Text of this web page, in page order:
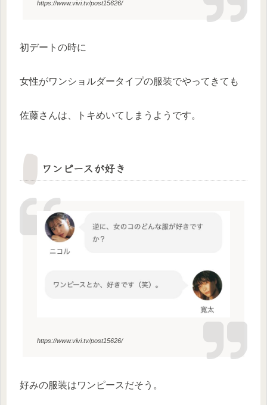
https://www.vivi.tv/post15626/
初デートの時に
女性がワンショルダータイプの服装でやってきても
佐藤さんは、トキめいてしまうようです。
ワンピースが好き
https://www.vivi.tv/post15626/
好みの服装はワンピースだそう。